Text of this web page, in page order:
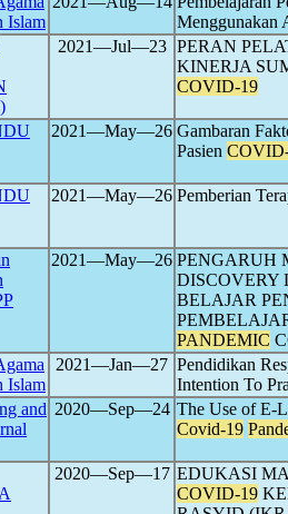
Islam
Menggunakan
2021―Jul―23 PERAN
KINERJA
COVID-19
2021―May―26 Gambaran
Pasien
2021―May―26 Pemberian
2021―May―26 PENGARUH
DISCOVERY
BELAJAR
PANDEMIC
Islam
2021―Jan―27 Pendidikan
Intention To
and 2020―Sep―24 The Use of E-
Covid-19
2020―Sep―17 EDUKASI
COVID-19